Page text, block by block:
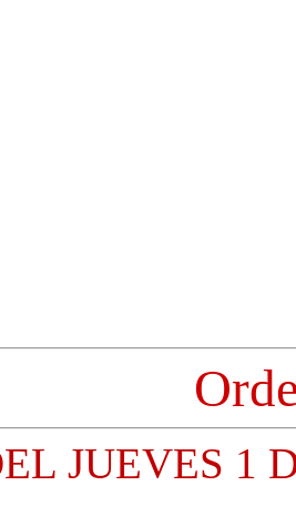
JUEVES 1